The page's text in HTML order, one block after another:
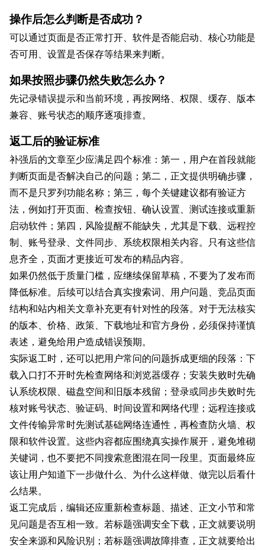
操作后怎么判断是否成功？
可以通过页面是否正常打开、软件是否能启动、核心功能是
否可用、设置是否保存等结果来判断。
如果按照步骤仍然失败怎么办？
先记录错误提示和当前环境，再按网络、权限、缓存、版本
兼容、账号状态的顺序逐项排查。
返工后的验证标准
补强后的文章至少应满足四个标准：第一，用户在首段就能
判断页面是否解决自己的问题；第二，正文提供明确步骤，
而不是只罗列功能名称；第三，每个关键建议都有验证方
法，例如打开页面、检查按钮、确认设置、测试连接或重新
启动软件；第四，风险提醒不能缺失，尤其是下载、远程控
制、账号登录、文件同步、系统权限相关内容。只有这些信
息齐全，页面才更接近可发布的精品内容。
如果仍然低于质量门槛，应继续保留草稿，不要为了发布而
降低标准。后续可以结合真实搜索词、用户问题、竞品页面
结构和站内相关文章补充更有针对性的段落。对于无法核实
的版本、价格、政策、下载地址和官方身份，必须保持谨慎
表述，避免给用户造成错误预期。
实际返工时，还可以把用户常问的问题拆成更细的段落：下
载入口打不开时先检查网络和浏览器缓存；安装失败时先确
认系统权限、磁盘空间和旧版本残留；登录或同步失败时先
核对账号状态、验证码、时间设置和网络代理；远程连接或
文件传输异常时先测试基础网络连通性，再检查防火墙、权
限和软件设置。这些内容都应围绕真实操作展开，避免堆砌
关键词，也不要把不同搜索意图混在同一段里。页面最终应
该让用户知道下一步做什么、为什么这样做、做完以后看什
么结果。
返工完成后，编辑还应重新检查标题、描述、正文小节和常
见问题是否互相一致。若标题强调安全下载，正文就要说明
安全来源和风险识别；若标题强调故障排查，正文就要给出